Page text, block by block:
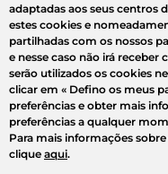
adaptadas aos seus centros
estes cookies e
partilhadas com os nossos
e nesse caso não irá
serão utilizados os cookies
clicar em « Defino os meus
preferências e obter mais
preferências a qualquer
Para mais informações
clique aqui.